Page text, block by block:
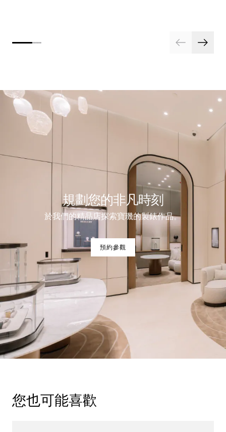
規劃您的非凡時刻
於我們的精品店探索寶璣的製錶作品。
預約參觀
您也可能喜歡